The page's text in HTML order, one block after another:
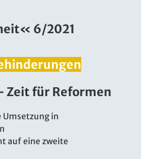
Verträge kündigen
Impressum
6/2021
Zeit für Reformen
Umsetzung in
auf eine zweite